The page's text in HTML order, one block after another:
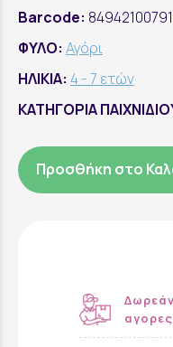
Barcode:
ΦΥΛΟ: Αγόρι
ΗΛΙΚΙΑ: 4 - 7 ετών
ΚΑΤΗΓΟΡΙΑ
Προσθήκη στο